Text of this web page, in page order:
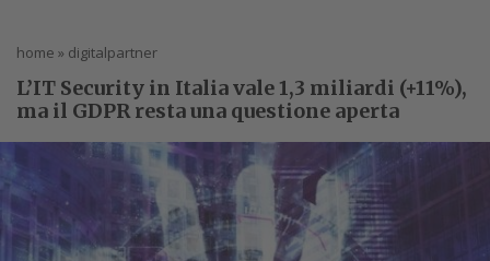
home » digitalpartner
L’IT Security in Italia vale 1,3 miliardi (+11%),
ma il GDPR resta una questione aperta